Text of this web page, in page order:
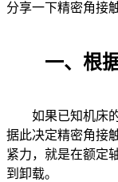
分享一下精密角接
一、根据
如果已知机床的
据此决定精密角接
紧力，就是在额定
到卸载。